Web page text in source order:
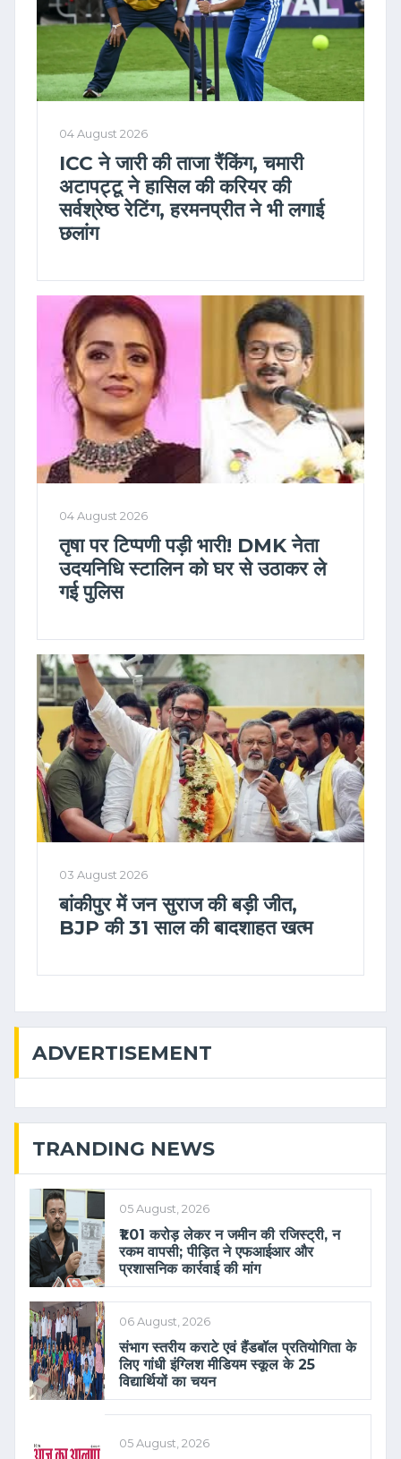
04 August 2026
ICC ने जारी की ताजा रैंकिंग, चमारी
अटापट्टू ने हासिल की करियर की
सर्वश्रेष्ठ रेटिंग, हरमनप्रीत ने भी लगाई
छलांग
04 August 2026
तृषा पर टिप्पणी पड़ी भारी! DMK नेता
उदयनिधि स्टालिन को घर से उठाकर ले
गई पुलिस
03 August 2026
बांकीपुर में जन सुराज की बड़ी जीत,
BJP की 31 साल की बादशाहत खत्म
ADVERTISEMENT
TRANDING NEWS
05 August, 2026
₹1.01 करोड़ लेकर न जमीन की रजिस्ट्री, न
रकम वापसी; पीड़ित ने एफआईआर और
प्रशासनिक कार्रवाई की मांग
06 August, 2026
संभाग स्तरीय कराटे एवं हैंडबॉल प्रतियोगिता के
लिए गांधी इंग्लिश मीडियम स्कूल के 25
विद्यार्थियों का चयन
05 August, 2026